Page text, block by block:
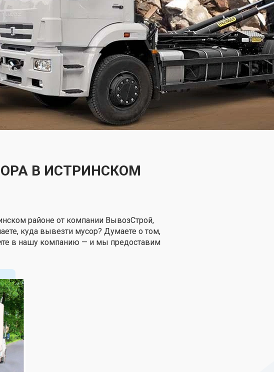
В ИСТРИНСКОМ
районе от компании ВывозСтрой,
куда вывезти мусор? Думаете о том,
в нашу компанию — и мы предоставим